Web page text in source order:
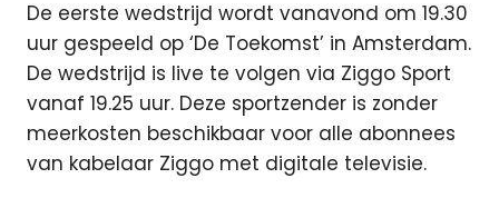
De eerste wedstrijd wordt vanavond om 19.30
uur gespeeld op ‘De Toekomst’ in Amsterdam.
De wedstrijd is live te volgen via Ziggo Sport
vanaf 19.25 uur. Deze sportzender is zonder
meerkosten beschikbaar voor alle abonnees
van kabelaar Ziggo met digitale televisie.